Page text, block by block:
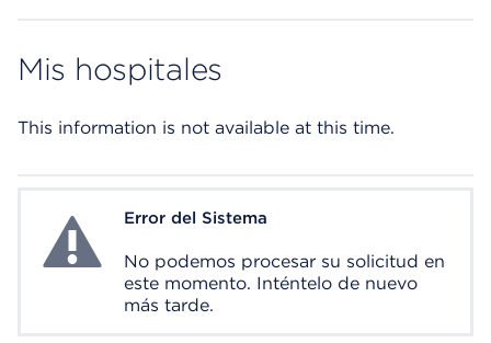
Mis hospitales
This information is not available at this time.
System ErrorError del Sistema
No podemos procesar su solicitud en
este momento. Inténtelo de nuevo
más tarde.